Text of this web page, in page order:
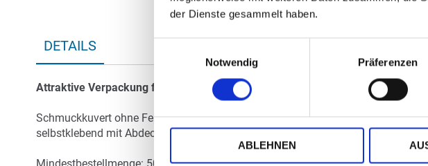
der Dienste gesammelt haben.
Notwendig
Präferenzen
ABLEHNEN
DETAILS
Attraktive Verpackung für Ihren Brief
Schmuckkuvert ohne Fenster im DIN-lang-Format (22,0 x 11,0 cm)
selbstklebend mit Abdeckstreifen, grauer Flächeninnendruck
Mindestbestellmenge: 50 Kuverts pro Design